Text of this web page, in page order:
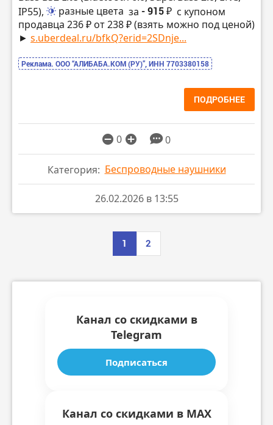
IP55),
разные цвета за - 915 ₽ с купоном
продавца 236 ₽ от 238 ₽ (взять можно под ценой)
► s.uberdeal.ru/bfkQ?erid=2SDnje...
Реклама. ООО “АЛИБАБА.КОМ (РУ)”, ИНН 7703380158
ПОДРОБНЕЕ
0 0
Категория: Беспроводные наушники
26.02.2026 в 13:55
1 2
Канал со скидками в
Telegram
Подписаться
Канал со скидками в MAX